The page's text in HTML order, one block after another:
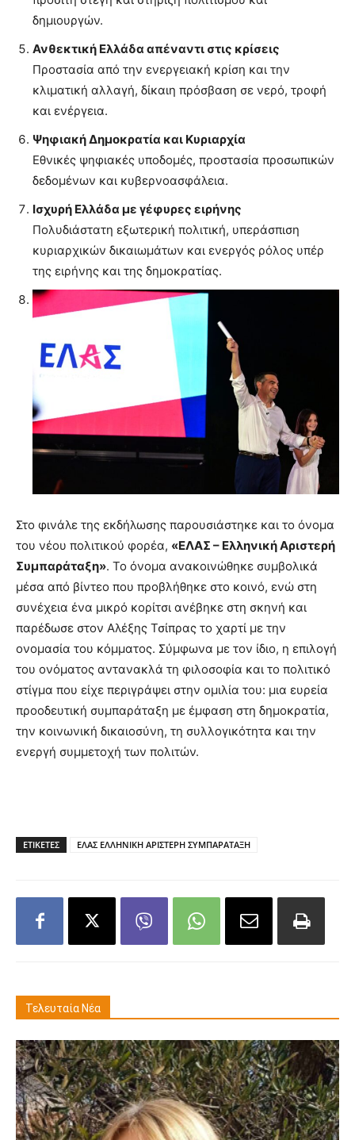
δημιουργών.
Ανθεκτική Ελλάδα απέναντι στις κρίσεις
Προστασία από την ενεργειακή κρίση και την
κλιματική αλλαγή, δίκαιη πρόσβαση σε νερό, τροφή
και ενέργεια.
Ψηφιακή Δημοκρατία και Κυριαρχία
Εθνικές ψηφιακές υποδομές, προστασία προσωπικών
δεδομένων και κυβερνοασφάλεια.
Ισχυρή Ελλάδα με γέφυρες ειρήνης
Πολυδιάστατη εξωτερική πολιτική, υπεράσπιση
κυριαρχικών δικαιωμάτων και ενεργός ρόλος υπέρ
της ειρήνης και της δημοκρατίας.
Στο φινάλε της εκδήλωσης παρουσιάστηκε και το όνομα
του νέου πολιτικού φορέα, «ΕΛΑΣ – Ελληνική Αριστερή
Συμπαράταξη». Το όνομα ανακοινώθηκε συμβολικά
μέσα από βίντεο που προβλήθηκε στο κοινό, ενώ στη
συνέχεια ένα μικρό κορίτσι ανέβηκε στη σκηνή και
παρέδωσε στον Αλέξης Τσίπρας το χαρτί με την
ονομασία του κόμματος. Σύμφωνα με τον ίδιο, η επιλογή
του ονόματος αντανακλά τη φιλοσοφία και το πολιτικό
στίγμα που είχε περιγράψει στην ομιλία του: μια ευρεία
προοδευτική συμπαράταξη με έμφαση στη δημοκρατία,
την κοινωνική δικαιοσύνη, τη συλλογικότητα και την
ενεργή συμμετοχή των πολιτών.
ΕΤΙΚΕΤΕΣ ΕΛΑΣ ΕΛΛΗΝΙΚΗ ΑΡΙΣΤΕΡΗ ΣΥΜΠΑΡΑΤΑΞΗ
Τελευταία Νέα